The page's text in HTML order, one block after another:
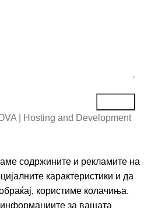
| Hosting and Development
содржините и рекламите на
карактеристики и да
користиме колачиња.
за вашата